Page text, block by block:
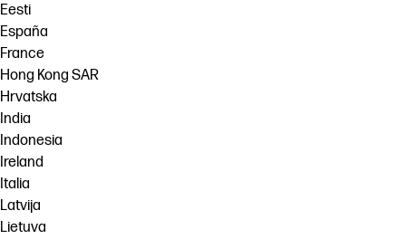
Eesti
España
France
Hong Kong SAR
Hrvatska
India
Indonesia
Ireland
Italia
Latvija
Lietuva